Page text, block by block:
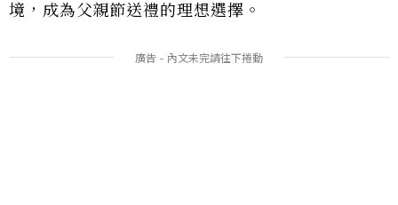
境，成為父親節送禮的理想選擇。